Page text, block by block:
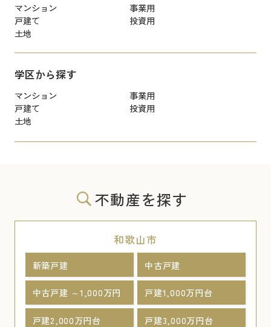
マンション
事業用
戸建て
投資用
土地
学区から探す
マンション
事業用
戸建て
投資用
土地
不動産を探す
和歌山市
新築戸建 中古戸建
中古戸建 ～1,000万円 戸建1,000万円台
戸建2,000万円台 戸建3,000万円台